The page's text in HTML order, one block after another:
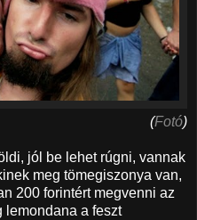
(Fotó)
jól be lehet rúgni, vannak
meg tömegiszonya van,
200 forintért megvenni az
lemondana a feszt